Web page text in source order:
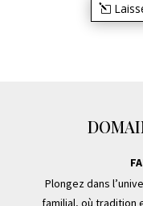
Plongez dans
familial, où tradition